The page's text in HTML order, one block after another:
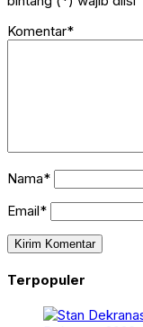
Komentar*
Nama*
Email*
Terpopuler